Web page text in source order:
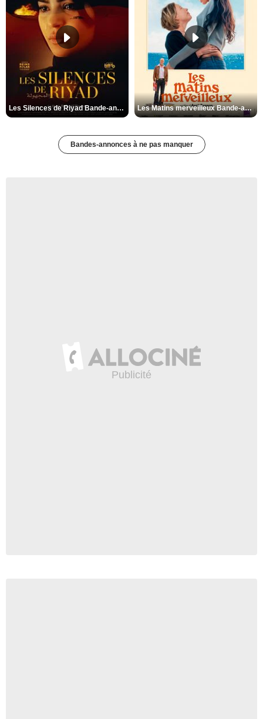
Les Silences de Riyad Bande-annonce VO STFR Les Matins merveilleux Bande-annonce VF
Bandes-annonces à ne pas manquer